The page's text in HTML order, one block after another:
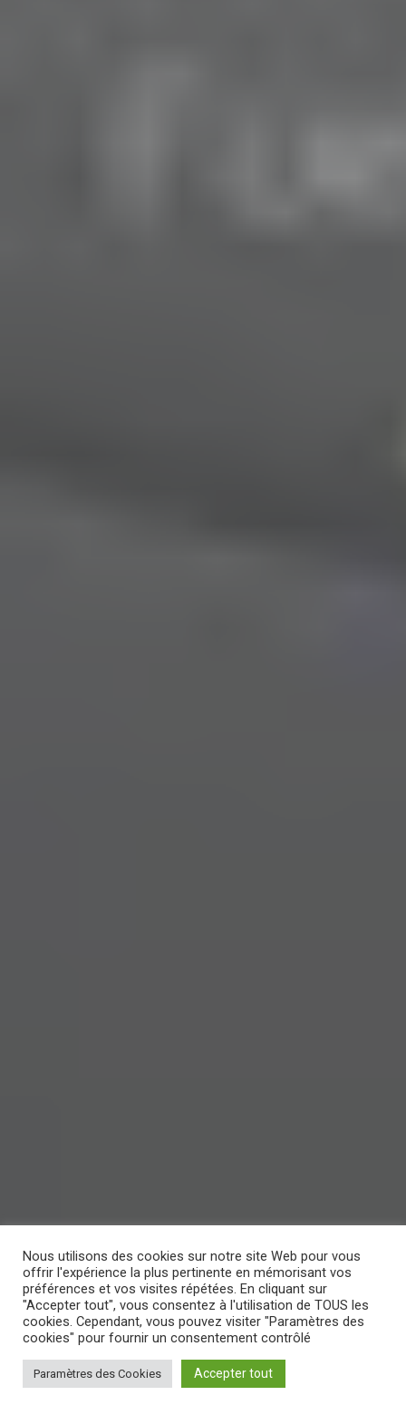
Nous utilisons des cookies sur notre site Web pour vous
offrir l'expérience la plus pertinente en mémorisant vos
préférences et vos visites répétées. En cliquant sur
"Accepter tout", vous consentez à l'utilisation de TOUS les
cookies. Cependant, vous pouvez visiter "Paramètres des
cookies" pour fournir un consentement contrôlé
Paramètres des Cookies Accepter tout